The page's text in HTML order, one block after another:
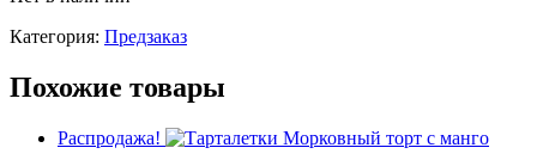
Категория: Предзаказ
Похожие товары
Распродажа!